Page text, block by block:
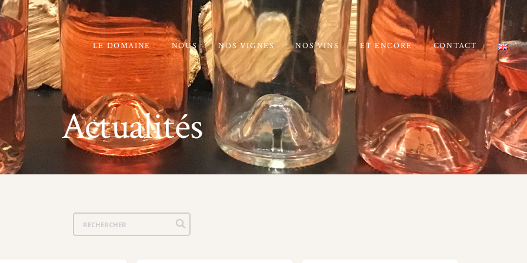
LE DOMAINE NOUS NOS VIGNES NOS VINS ET ENCORE CONTACT
Actualités